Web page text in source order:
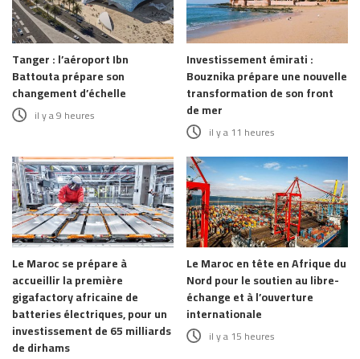
Tanger : l’aéroport Ibn
Battouta prépare son
changement d’échelle
il y a 9 heures
Investissement émirati :
Bouznika prépare une nouvelle
transformation de son front
de mer
il y a 11 heures
Le Maroc se prépare à
accueillir la première
gigafactory africaine de
batteries électriques, pour un
investissement de 65 milliards
de dirhams
Le Maroc en tête en Afrique du
Nord pour le soutien au libre-
échange et à l’ouverture
internationale
il y a 15 heures